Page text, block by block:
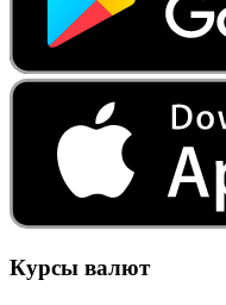
Курсы валют